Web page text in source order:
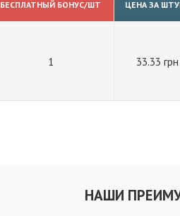
БЕСПЛАТНЫЙ БОНУС/ШТ ЦЕНА ЗА
1 33.33 грн
НАШИ